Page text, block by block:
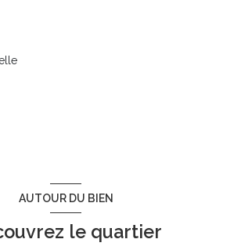
AUTOUR DU BIEN
le quartier